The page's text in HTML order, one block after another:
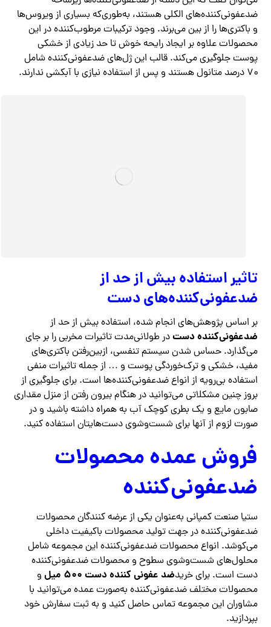
ضدعفونی‌کننده‌های الکلی هستند، به‌طوری‌که بسیاری از ویروس‌ها
و باکتری‌ها را از بین می‌برند. وجود ترکیبات مرطوب‌کننده در این
محصولات علاوه بر ایجاد رایحه خوش تا حد زیادی از خشکی
پوست جلوگیری می‌کند. قالب این ژل‌های ضدعفونی‌کننده شامل
۷۰ درصد متانول هستند و پس از استفاده نیازی با آبکشی ندارند.
تاثیر استفاده بیش از حد از
ضدعفونی‌کننده‌های دست
بر اساس پژوهش‌های انجام شده، استفاده بیش از حد از
ضدعفونی‌کننده‌ دستدر طولانی‌مدت تاثیرات مخربی را بر جای
می‌گذارد. حساس شدن سیستم تنفسی، ازبین‌رفتن باکتری‌های
مفید، خشکی و ترک‌خوردگی پوست و … از جمله تاثیرات منفی
استفاده بی‌رویه از انواع ضدعفونی‌کننده‌ها است. برای جلوگیری از
بروز چنین مشکلاتی می‌توانید در هنگام بیرون رفتن از منزل مقداری
صابون مایع و یک بطری کوچک آب به همراه داشته باشید و در
صورت لزوم از آنها برای شست‌وشوی دست‌هایتان استفاده کنید.
فروش عمده محصولات
ضدعفونی‌کننده
ستیا صنعت کمپانی به‌عنوان یکی از عرضه کنندگان محصولات
ضدعفونی‌کننده در جهت تولید محصولات باکیفیت داخلی
می‌کوشد. انواع محصولات ضدعفونی‌کننده این مجموعه شامل
محلول‌های شست‌وشوی سطوح و محصولات ضدعفونی‌کننده
دست است. برای خریدضد عفونی کننده دست ۵۰۰ میل
و
محصولات مختلف ضدعفونی‌کننده به‌صورت عمده می‌توانید با
مشاوران این مجموعه تماس حاصل کنید و به ثبت سفارش خود
بپردازید.